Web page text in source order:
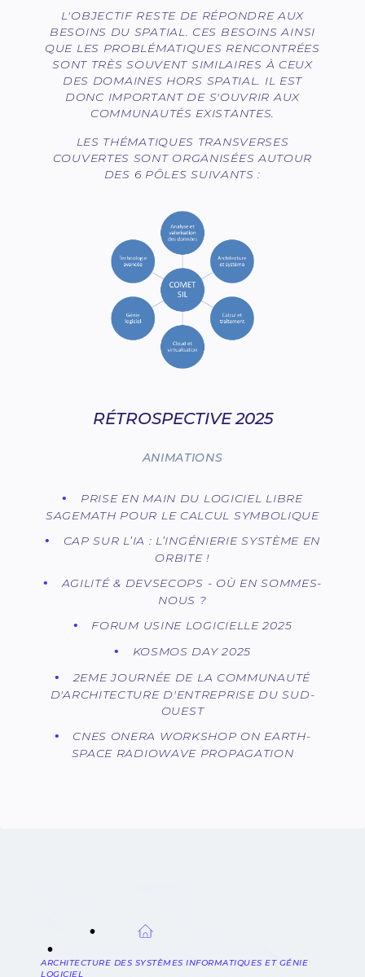
L'OBJECTIF RESTE DE RÉPONDRE AUX
BESOINS DU SPATIAL. CES BESOINS AINSI
QUE LES PROBLÉMATIQUES RENCONTRÉES
SONT TRÈS SOUVENT SIMILAIRES À CEUX
DES DOMAINES HORS SPATIAL. IL EST
DONC IMPORTANT DE S'OUVRIR AUX
COMMUNAUTÉS EXISTANTES.
LES THÉMATIQUES TRANSVERSES
COUVERTES SONT ORGANISÉES AUTOUR
DES 6 PÔLES SUIVANTS :
RÉTROSPECTIVE 2025
ANIMATIONS
PRISE EN MAIN DU LOGICIEL LIBRE
SAGEMATH POUR LE CALCUL SYMBOLIQUE
CAP SUR L’IA : L’INGÉNIERIE SYSTÈME EN
ORBITE !
AGILITÉ & DEVSECOPS - OÙ EN SOMMES-
NOUS ?
FORUM USINE LOGICIELLE 2025
KOSMOS DAY 2025
2EME JOURNÉE DE LA COMMUNAUTÉ
D'ARCHITECTURE D'ENTREPRISE DU SUD-
OUEST
CNES ONERA WORKSHOP ON EARTH-
SPACE RADIOWAVE PROPAGATION
FIL
ARCHITECTURE DES SYSTÈMES INFORMATIQUES ET GÉNIE
LOGICIEL